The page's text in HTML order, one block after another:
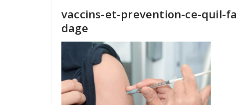
vaccins-et-prevention-ce-quil-
dage